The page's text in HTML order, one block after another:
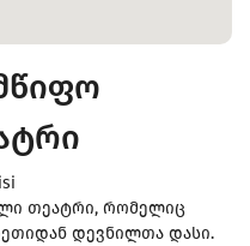
თეატრი, რომელიც
დევნილთა დასი.